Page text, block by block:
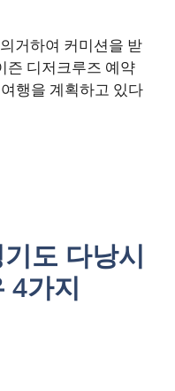
거하여 커미션을 받
즌 디저크루즈 예약
행을 계획하고 있다
도 다낭시
4가지